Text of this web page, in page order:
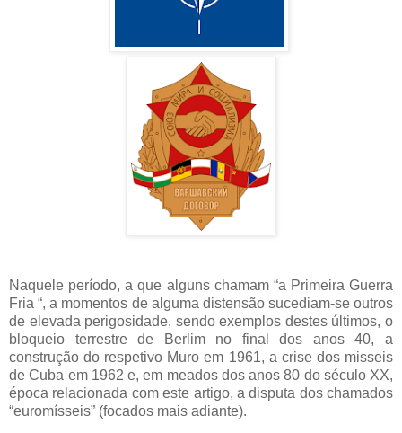
Naquele período, a que alguns chamam “a Primeira Guerra
Fria “, a momentos de alguma distensão sucediam-se outros
de elevada perigosidade, sendo exemplos destes últimos, o
bloqueio terrestre de Berlim no final dos anos 40, a
construção do respetivo Muro em 1961, a crise dos misseis
de Cuba em 1962 e, em meados dos anos 80 do século XX,
época relacionada com este artigo, a disputa dos chamados
“euromísseis” (focados mais adiante).